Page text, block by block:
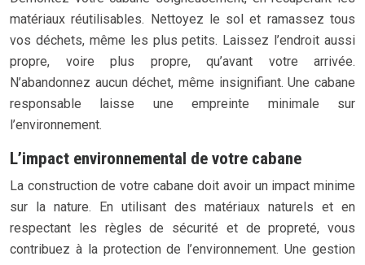
matériaux réutilisables. Nettoyez le sol et ramassez tous
vos déchets, même les plus petits. Laissez l’endroit aussi
propre, voire plus propre, qu’avant votre arrivée.
N’abandonnez aucun déchet, même insignifiant. Une cabane
responsable laisse une empreinte minimale sur
l’environnement.
L’impact environnemental de votre cabane
La construction de votre cabane doit avoir un impact minime
sur la nature. En utilisant des matériaux naturels et en
respectant les règles de sécurité et de propreté, vous
contribuez à la protection de l’environnement. Une gestion